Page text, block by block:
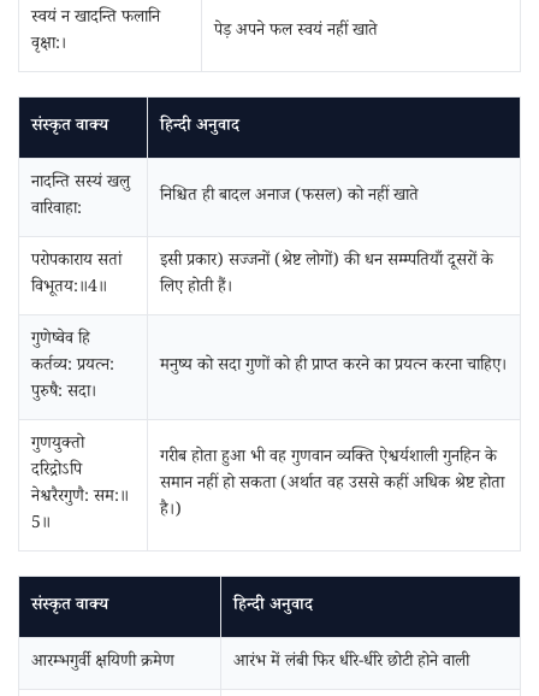
स्वयं न खादन्ति फलानि
वृक्षा:।
पेड़ अपने फल स्वयं नहीं खाते
संस्कृत वाक्य हिन्दी अनुवाद
नादन्ति सस्यं खलु
वारिवाहा:
निश्चित ही बादल अनाज (फसल) को नहीं खाते
परोपकाराय सतां
विभूतय:॥4॥
इसी प्रकार) सज्जनों (श्रेष्ट लोगों) की धन सम्म्पतियाँ दूसरों के
लिए होती हैं।
गुणेष्वेव हि
कर्तव्य: प्रयत्न:
पुरुषै: सदा।
मनुष्य को सदा गुणों को ही प्राप्त करने का प्रयत्न करना चाहिए।
गुणयुक्तो
दरिद्रोऽपि
नेश्वरैरगुणै: सम:॥
5॥
गरीब होता हुआ भी वह गुणवान व्यक्ति ऐश्वर्यशाली गुनहिन के
समान नहीं हो सकता (अर्थात वह उससे कहीं अधिक श्रेष्ट होता
है।)
संस्कृत वाक्य हिन्दी अनुवाद
आरम्भगुर्वी क्षयिणी क्रमेण आरंभ में लंबी फिर धीरे-धीरे छोटी होने वाली